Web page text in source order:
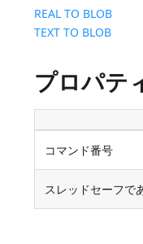
REAL TO BLOB
TEXT TO BLOB
プロパテ
コマンド番号
スレッドセーフで